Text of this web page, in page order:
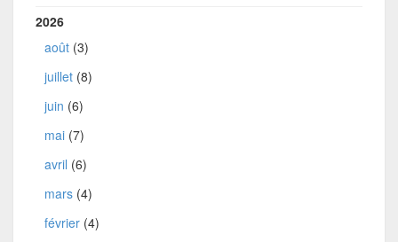
2026
août (3)
juillet (8)
juin (6)
mai (7)
avril (6)
mars (4)
février (4)